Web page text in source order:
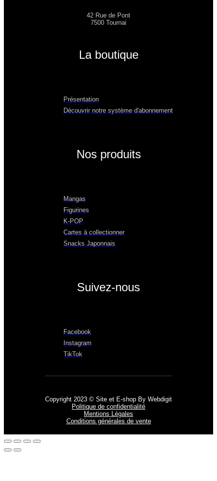
42 Rue de Pont
7500 Tournai
La boutique
Présentation
Découvrir notre système d'abonnement
Nos produits
Mangas
Figurines
K-POP
Cartes à collectionner
Snacks Japonnais
Suivez-nous
Facebook
Instagram
TikTok
Copyright 2023 © Site et E-shop By Webdigit
Politique de confidentialité
Mentions Légales
Conditions générales de vente